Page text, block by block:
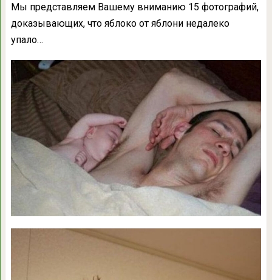
Мы представляем Вашему вниманию 15 фотографий,
доказывающих, что яблоко от яблони недалеко
упало…